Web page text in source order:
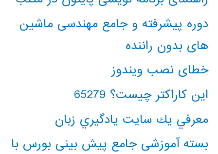
دوره پیشرفته و جامع مهندسی ماشین
های بدون راننده
خطای نصب ویندوز
این کاراکتر چیست؟ 65279
معرفي يك سايت يادگيري زبان
بسته آموزشی جامع پیش بینی بورس با